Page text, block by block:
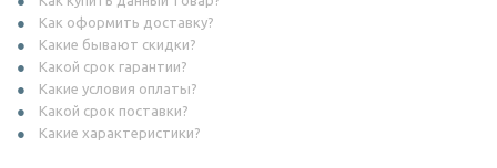
Как оформить доставку?
Какие бывают скидки?
Какой срок гарантии?
Какие условия оплаты?
Какой срок поставки?
Какие характеристики?